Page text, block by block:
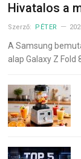
Hivatalos a
Szerző: PÉTER
A Samsung
alap Galaxy Z Fold